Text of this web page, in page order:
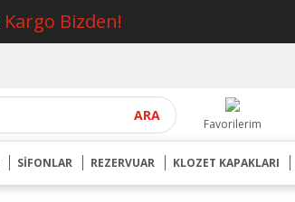
Kargo Bizden!
ARA
Favorilerim
SİFONLAR REZERVUAR KLOZET KAPAKLARI